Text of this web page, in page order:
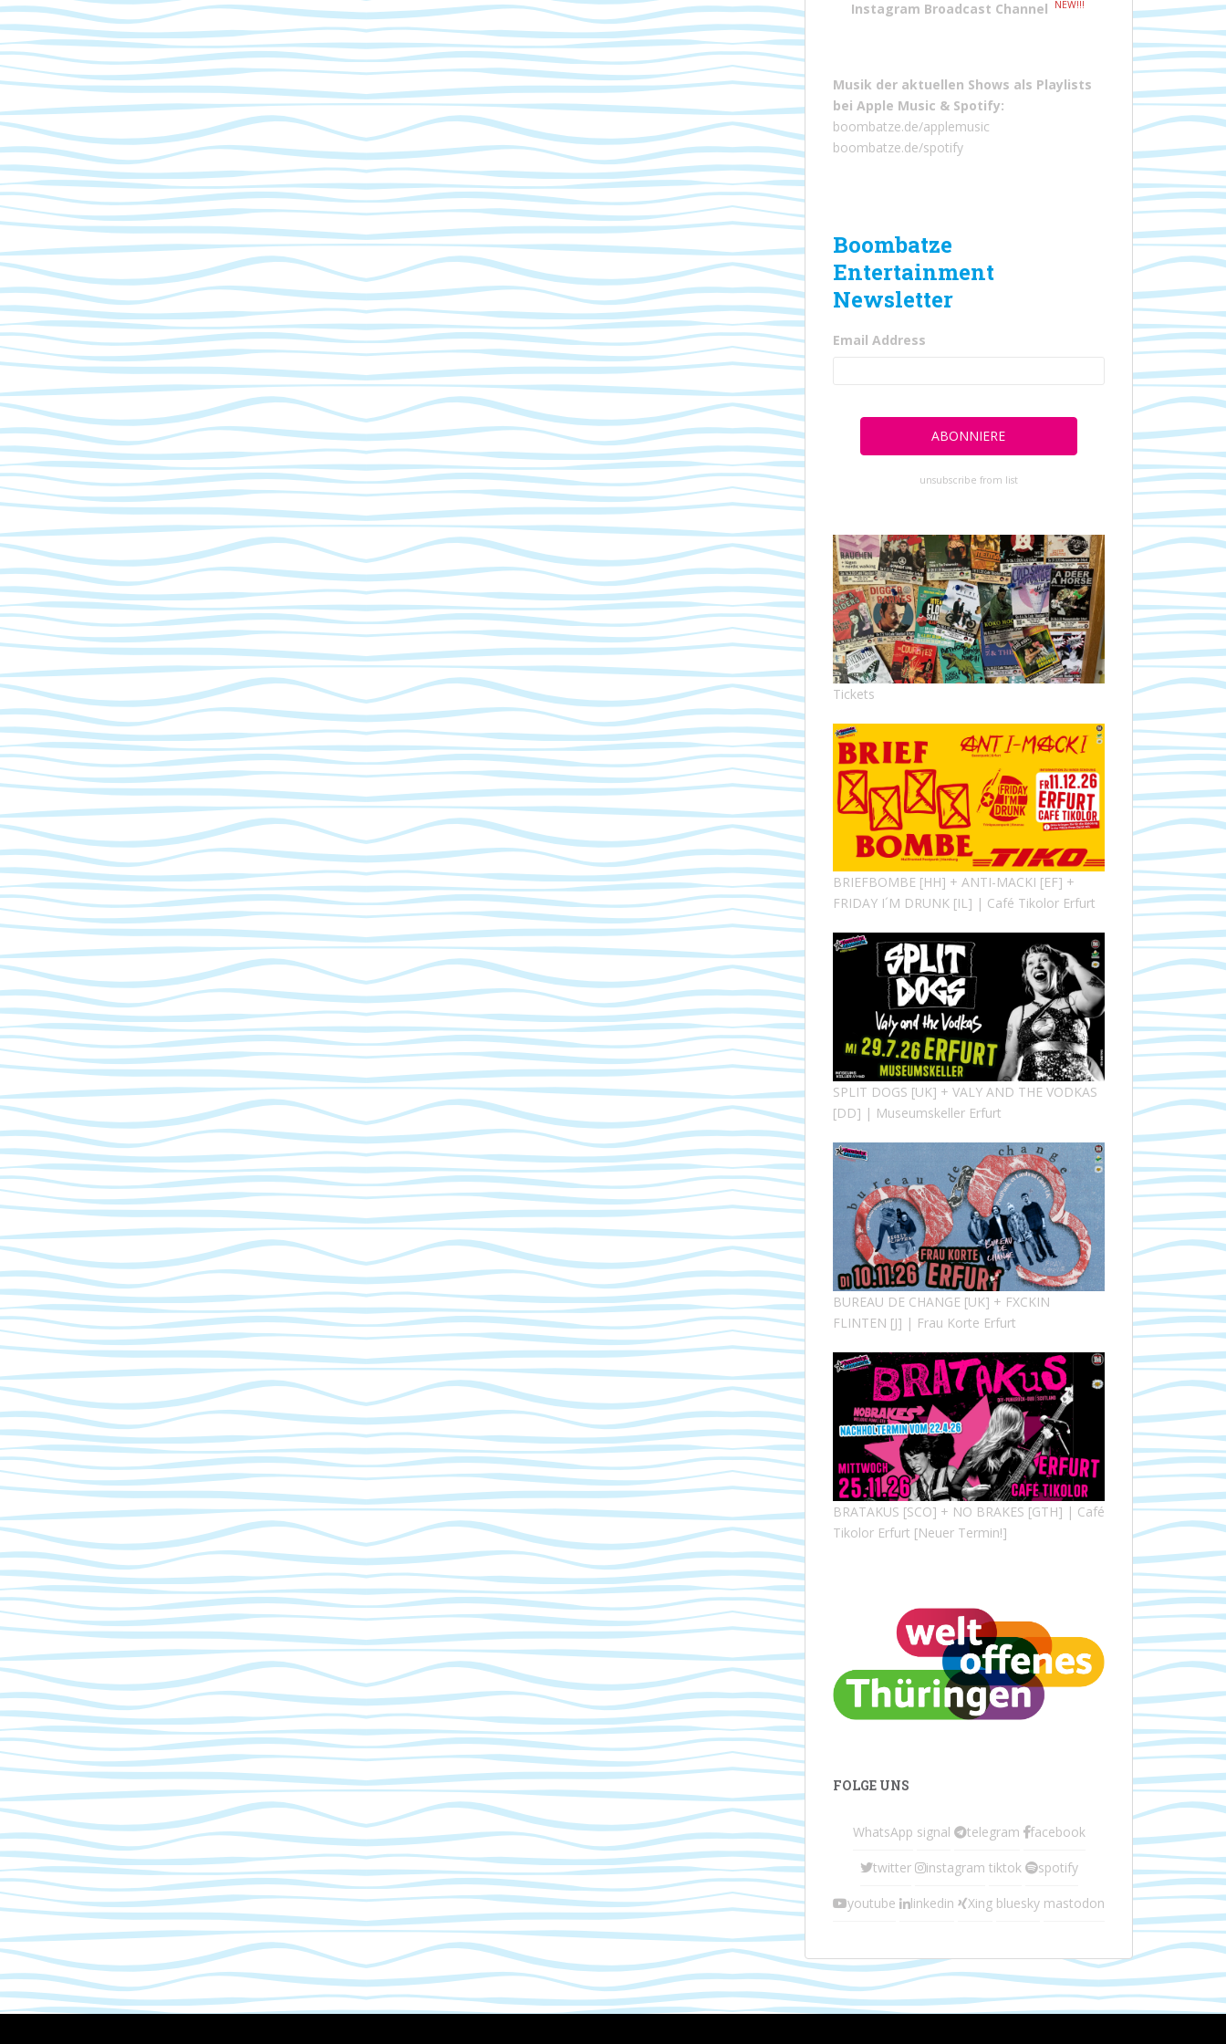
Instagram Broadcast Channel
NEW!!!
Musik der aktuellen Shows als Playlists
bei Apple Music & Spotify:
boombatze.de/applemusic
boombatze.de/spotify
Boombatze
Entertainment
Newsletter
Email Address
unsubscribe from list
Tickets
BRIEFBOMBE [HH] + ANTI-MACKI [EF] +
FRIDAY I´M DRUNK [IL] | Café Tikolor Erfurt
SPLIT DOGS [UK] + VALY AND THE VODKAS
[DD] | Museumskeller Erfurt
BUREAU DE CHANGE [UK] + FXCKIN
FLINTEN [J] | Frau Korte Erfurt
BRATAKUS [SCO] + NO BRAKES [GTH] | Café
Tikolor Erfurt [Neuer Termin!]
FOLGE UNS
WhatsApp signal telegram facebook
twitter instagram tiktok spotify
youtube linkedin Xing bluesky mastodon